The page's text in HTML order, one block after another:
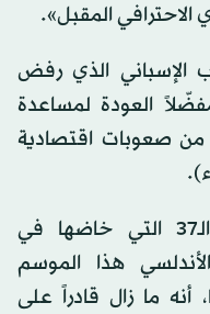
المقبل».
الإسباني الذي رفض
العودة لمساعدة
من صعوبات اقتصادية
وأظهر راموس في المباريات الـ37 التي خاضها في
هذا الموسم
أنه ما زال قادراً على